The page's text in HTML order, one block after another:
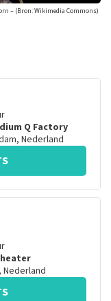
– (Bron: Wikimedia Commons)
Q Factory
, Nederland
Nederland